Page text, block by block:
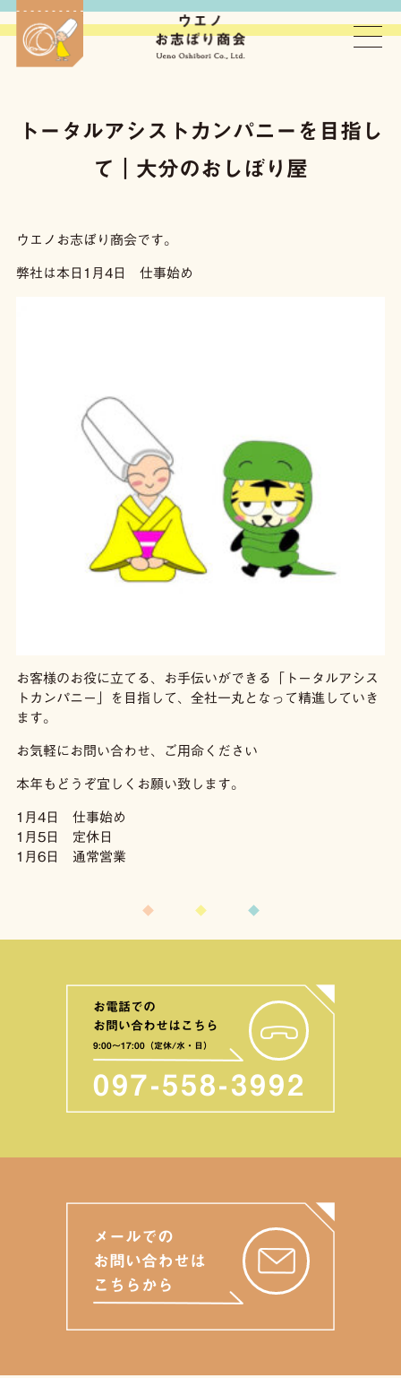
ウエノお志ぼり商会
トータルアシストカンパニーを目指し
て｜大分のおしぼり屋
ウエノお志ぼり商会です。
弊社は本日1月4日 仕事始め
お客様のお役に立てる、お手伝いができる「トータルアシス
トカンパニー」を目指して、全社一丸となって精進していき
ます。
お気軽にお問い合わせ、ご用命ください
本年もどうぞ宜しくお願い致します。
1月4日 仕事始め
1月5日 定休日
1月6日 通常営業
お電話での
お問い合わせはこちら
9:00〜17:00（定休/水・日）
097-558-3992
メールでの
お問い合わせは
こちらから